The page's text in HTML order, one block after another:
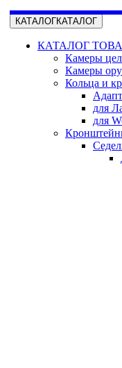
КАТАЛОГКАТАЛОГ
КАТАЛОГ
Камеры
Камеры
Кольца и
для
для